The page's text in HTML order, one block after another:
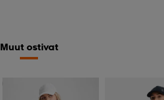
Muut ostivat